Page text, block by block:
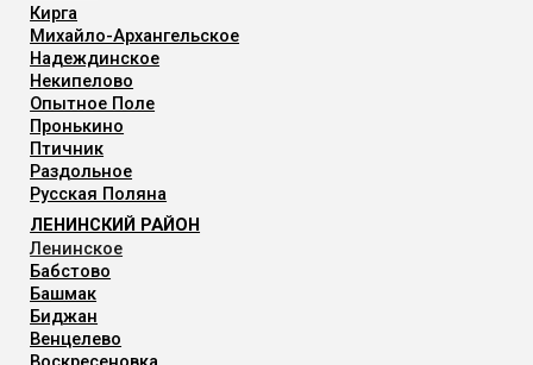
Кирга
Михайло-Архангельское
Надеждинское
Некипелово
Опытное Поле
Пронькино
Птичник
Раздольное
Русская Поляна
ЛЕНИНСКИЙ РАЙОН
Ленинское
Бабстово
Башмак
Биджан
Венцелево